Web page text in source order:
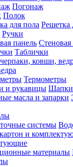
Погонаж
Полок
Решетка
Ручки
Стеновая
Таблички
Термометры
Шапки